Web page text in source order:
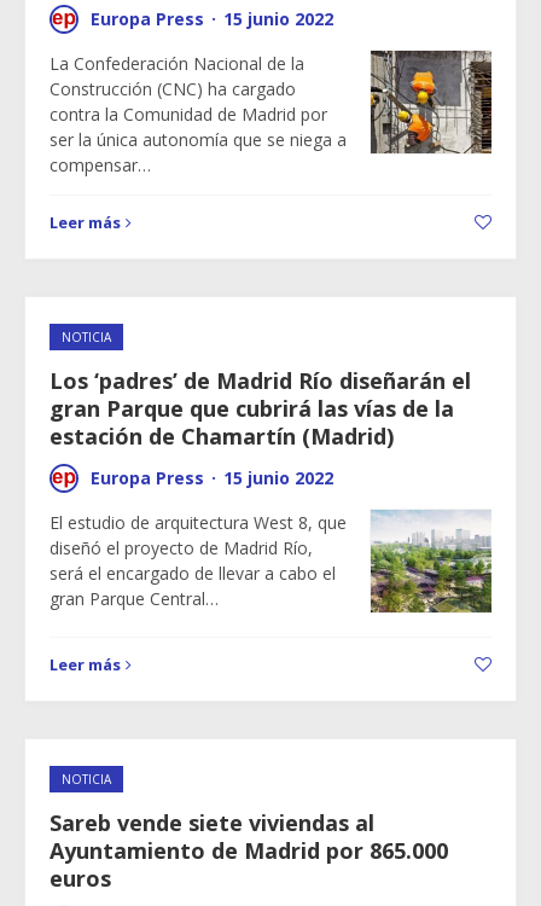
Europa Press · 15 junio 2022
La Confederación Nacional de la
Construcción (CNC) ha cargado
contra la Comunidad de Madrid por
ser la única autonomía que se niega a
compensar…
Leer más
NOTICIA
Los ‘padres’ de Madrid Río diseñarán el
gran Parque que cubrirá las vías de la
estación de Chamartín (Madrid)
Europa Press · 15 junio 2022
El estudio de arquitectura West 8, que
diseñó el proyecto de Madrid Río,
será el encargado de llevar a cabo el
gran Parque Central…
Leer más
NOTICIA
Sareb vende siete viviendas al
Ayuntamiento de Madrid por 865.000
euros